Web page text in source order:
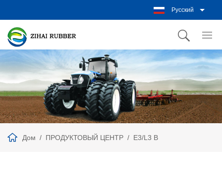
Русский
Дом ПРОДУКТОВЫЙ ЦЕНТР E3/L3 B